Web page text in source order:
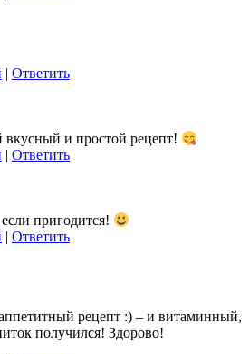
| Ответить
вкусный и простой рецепт!
| Ответить
пригодится!
| Ответить
рецепт :) – и витаминный,
получился! Здорово!